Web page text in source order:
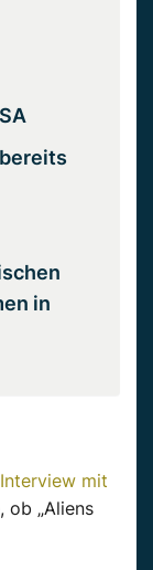
in
mit
ob „Aliens